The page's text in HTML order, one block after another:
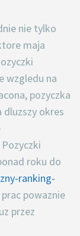
nie tylko
maja
wzgledu na
pozyczka
dluzszy okres
roku do
ranking-
powaznie
przez